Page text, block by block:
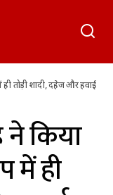
तोड़ी शादी, दहेज और हवाई
किया
में ही